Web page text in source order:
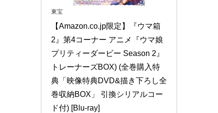
東宝
【Amazon.co.jp限定】『ウマ箱
2』第4コーナー アニメ『ウマ娘
プリティーダービー Season 2』
トレーナーズBOX) (全巻購入特
典「映像特典DVD&描き下ろし全
巻収納BOX」 引換シリアルコー
ド付) [Blu-ray]